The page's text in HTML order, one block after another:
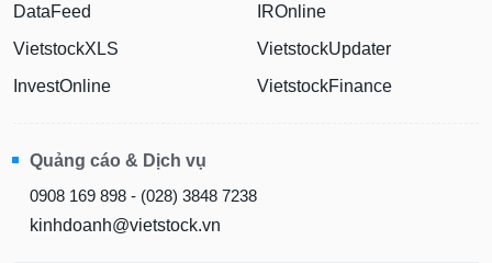
DataFeed
VietstockXLS
InvestOnline
IROnline
VietstockUpdater
VietstockFinance
Quảng cáo & Dịch vụ
0908 169 898 - (028) 3848 7238
kinhdoanh@vietstock.vn